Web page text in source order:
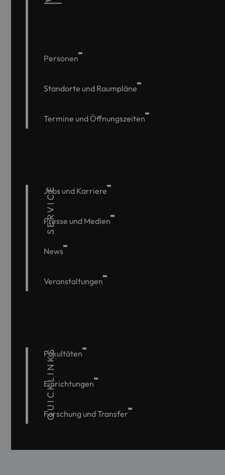
Personen
Standorte und Raumpläne
Termine und Öffnungszeiten
SERVICE
Jobs und Karriere
Presse und Medien
News
Veranstaltungen
QUICKLINKS
Fakultäten
Einrichtungen
Forschung und Transfer